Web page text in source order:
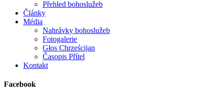
Přehled bohoslužeb
Články
Média
Nahrávky bohoslužeb
Fotogalerie
Głos Chrześcijan
Časopis Přítel
Kontakt
Facebook